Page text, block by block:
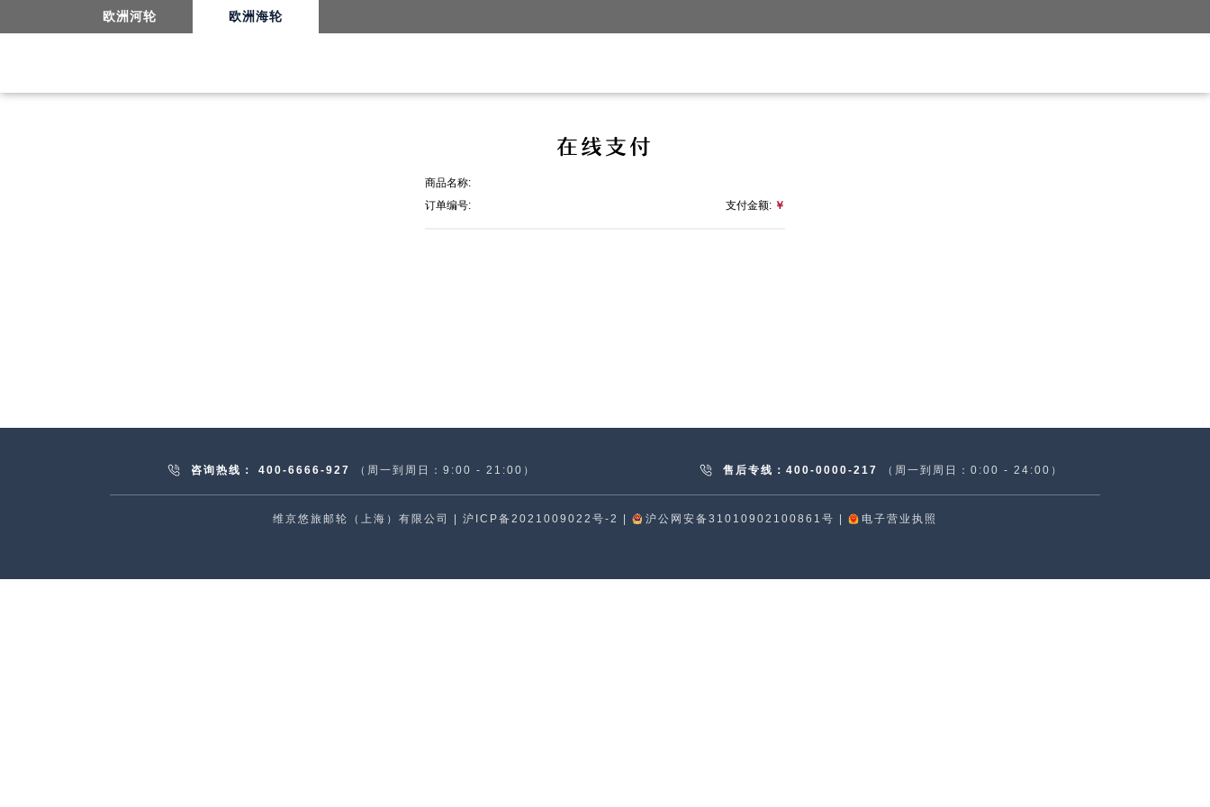
欧洲河轮 欧洲海轮
在线支付
商品名称:
订单编号:
支付金额: ￥
咨询热线： 400-6666-927 （周一到周日：9:00 - 21:00） 售后专线：400-0000-217 （周一到周日：0:00 - 24:00）
维京悠旅邮轮（上海）有限公司 沪ICP备2021009022号-2 沪公网安备31010902100861号 电子营业执照